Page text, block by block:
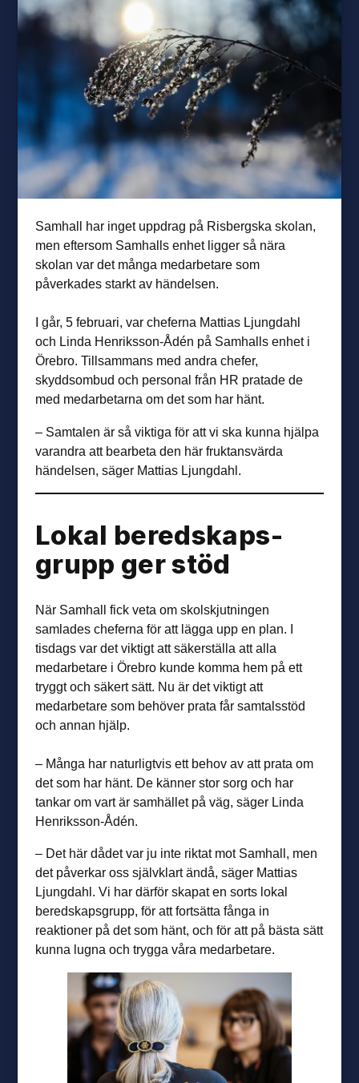
Samhall har inget uppdrag på Risbergska skolan,
men eftersom Samhalls enhet ligger så nära
skolan var det många medarbetare som
påverkades starkt av händelsen.
I går, 5 februari, var cheferna Mattias Ljungdahl
och Linda Henriksson-Ådén på Samhalls enhet i
Örebro. Tillsammans med andra chefer,
skyddsombud och personal från HR pratade de
med medarbetarna om det som har hänt.
– Samtalen är så viktiga för att vi ska kunna hjälpa
varandra att bearbeta den här fruktansvärda
händelsen, säger Mattias Ljungdahl.
Lokal beredskaps­
grupp ger stöd
När Samhall fick veta om skolskjutningen
samlades cheferna för att lägga upp en plan. I
tisdags var det viktigt att säkerställa att alla
medarbetare i Örebro kunde komma hem på ett
tryggt och säkert sätt. Nu är det viktigt att
medarbetare som behöver prata får samtalsstöd
och annan hjälp.
– Många har naturligtvis ett behov av att prata om
det som har hänt. De känner stor sorg och har
tankar om vart är samhället på väg, säger Linda
Henriksson-Ådén.
– Det här dådet var ju inte riktat mot Samhall, men
det påverkar oss självklart ändå, säger Mattias
Ljungdahl. Vi har därför skapat en sorts lokal
beredskapsgrupp, för att fortsätta fånga in
reaktioner på det som hänt, och för att på bästa sätt
kunna lugna och trygga våra medarbetare.